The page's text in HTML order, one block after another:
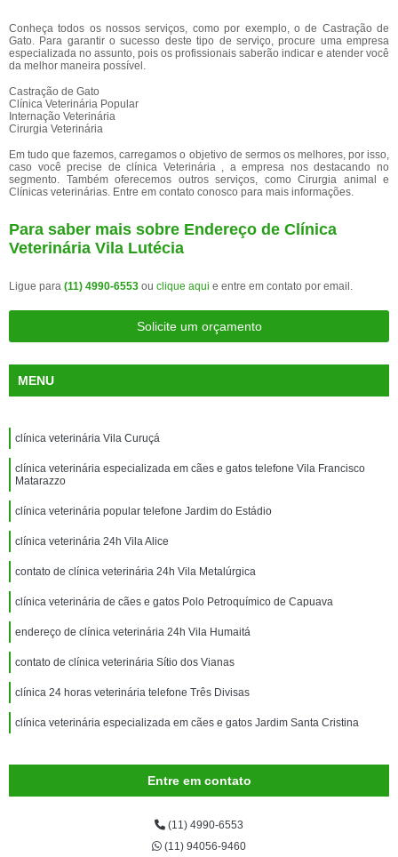
Conheça todos os nossos serviços, como por exemplo, o de Castração de
Gato. Para garantir o sucesso deste tipo de serviço, procure uma empresa
especializada no assunto, pois os profissionais saberão indicar e atender você
da melhor maneira possível.
Castração de Gato
Clínica Veterinária Popular
Internação Veterinária
Cirurgia Veterinária
Em tudo que fazemos, carregamos o objetivo de sermos os melhores, por isso,
caso você precise de clínica Veterinária , a empresa nos destacando no
segmento. Também oferecemos outros serviços, como Cirurgia animal e
Clínicas veterinárias. Entre em contato conosco para mais informações.
Para saber mais sobre Endereço de Clínica
Veterinária Vila Lutécia
Ligue para (11) 4990-6553 ou clique aqui e entre em contato por email.
Solicite um orçamento
MENU
clínica veterinária Vila Curuçá
clínica veterinária especializada em cães e gatos telefone Vila Francisco
Matarazzo
clínica veterinária popular telefone Jardim do Estádio
clínica veterinária 24h Vila Alice
contato de clínica veterinária 24h Vila Metalúrgica
clínica veterinária de cães e gatos Polo Petroquímico de Capuava
endereço de clínica veterinária 24h Vila Humaitá
contato de clínica veterinária Sítio dos Vianas
clínica 24 horas veterinária telefone Três Divisas
clínica veterinária especializada em cães e gatos Jardim Santa Cristina
Entre em contato
(11) 4990-6553
(11) 94056-9460